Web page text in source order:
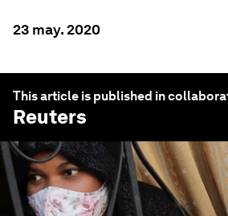
23 may. 2020
This article is published in
Reuters